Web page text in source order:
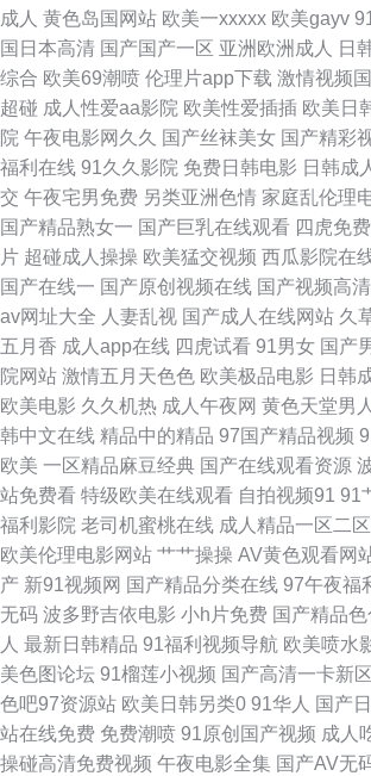
国产久9综合福利导航 青青狼人香蕉草 亚洲欧美日本
视频不卡成人 老司机日日日 亚洲日逼网 福利社区 国
网页 国产狼友最新网址 涩涩av在线 俺来也俺去夜 肏
久 91传媒成人 亚洲精品夜夜 少妇在线导航社区 国产
成人免费观看 国产第1页 免费的黄色片子 欧美主播
黄色草莓视频网站 久久岛国AV 变态抖阴com ts精品
的天堂AV 91黄全过程视频 香蕉精品 日本中文字幕色
色婷婷狠狠撸成人电影 成人A级网站 久久香蕉国产线
久久国产黄色精品 国产海角社区 激情网站中文字幕
海角一区 豆花视频九一专属 欧美射精 av草在线 成人
频 69精品福利影院 午夜神马色色影院 国产激情第二
欧美性爱亚州影院 女人身上的神秘的性爱敏感区 伊
典三级第一页 欧洲一级精品 香蕉av资源网站 18+综
成人 黄色岛国网站 欧美一xxxxx 欧美gayv
国日本高清 国产国产一区 亚洲欧洲成人 日
综合 欧美69潮喷 伦理片app下载 激情视频
超碰 成人性爱aa影院 欧美性爱插插 欧美日
院 午夜电影网久久 国产丝袜美女 国产精彩
福利在线 91久久影院 免费日韩电影 日韩成
交 午夜宅男免费 另类亚洲色情 家庭乱伦理
国产精品熟女一 国产巨乳在线观看 四虎免
片 超碰成人操操 欧美猛交视频 西瓜影院在
国产在线一 国产原创视频在线 国产视频高清
av网址大全 人妻乱视 国产成人在线网站 久
五月香 成人app在线 四虎试看 91男女 国产
院网站 激情五月天色色 欧美极品电影 日韩
欧美电影 久久机热 成人午夜网 黄色天堂男人
韩中文在线 精品中的精品 97国产精品视频
欧美 一区精品麻豆经典 国产在线观看资源
站免费看 特级欧美在线观看 自拍视频91 91
福利影院 老司机蜜桃在线 成人精品一区二区
欧美伦理电影网站 艹艹操操 AV黄色观看网
产 新91视频网 国产精品分类在线 97午夜福
无码 波多野吉依电影 小h片免费 国产精品
人 最新日韩精品 91福利视频导航 欧美喷水
美色图论坛 91榴莲小视频 国产高清一卡新区
色吧97资源站 欧美日韩另类0 91华人 国产
站在线免费 免费潮喷 91原创国产视频 成人
操碰高清免费视频 午夜电影全集 国产AV无